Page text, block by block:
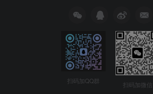
扫码加QQ群 扫码加微信